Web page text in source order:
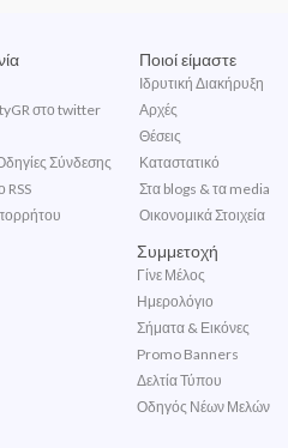
στο twitter
Σύνδεσης
RSS
Ποιοί είμαστε
Ιδρυτική Διακήρυξη
Αρχές
Θέσεις
Καταστατικό
Στα blogs & τα media
Οικονομικά Στοιχεία
Συμμετοχή
Γίνε Μέλος
Ημερολόγιο
Σήματα & Εικόνες
Promo Banners
Δελτία Τύπου
Οδηγός Νέων Μελών